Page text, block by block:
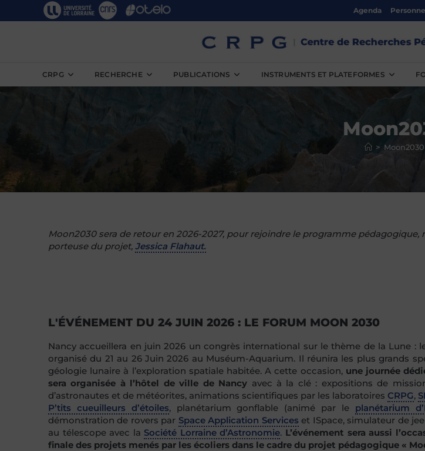
Agenda
CRPG RECHERCHE PUBLICATIONS INSTRUMENTS ET PLATEFORMES
> Moon2030
Moon2030 sera de retour en 2026-2027, pour rejoindre le programme pédagogique,
porteuse du projet, Jessica Flahaut.
L'ÉVÉNEMENT DU 24 JUIN 2026 : LE FORUM MOON 2030
Nancy accueillera en juin 2026 un congrès international sur le thème de la Lune :
organisé du 21 au 26 Juin 2026 au Muséum-Aquarium. Il réunira les plus grands
géologie lunaire à l’exploration spatiale habitée. A cette occasion, une journée
sera organisée à l’hôtel de ville de Nancy avec à la clé : expositions de
d’astronautes et de météorites, animations scientifiques par les laboratoires CRPG,
P’tits cueuilleurs d’étoiles, planétarium gonflable (animé par le planétarium
démonstration de rovers par Space Application Services et ISpace, simulateur de
au télescope avec la Société Lorraine d’Astronomie. L’événement sera aussi
finale des projets menés par les écoliers dans le cadre du projet pédagogique «